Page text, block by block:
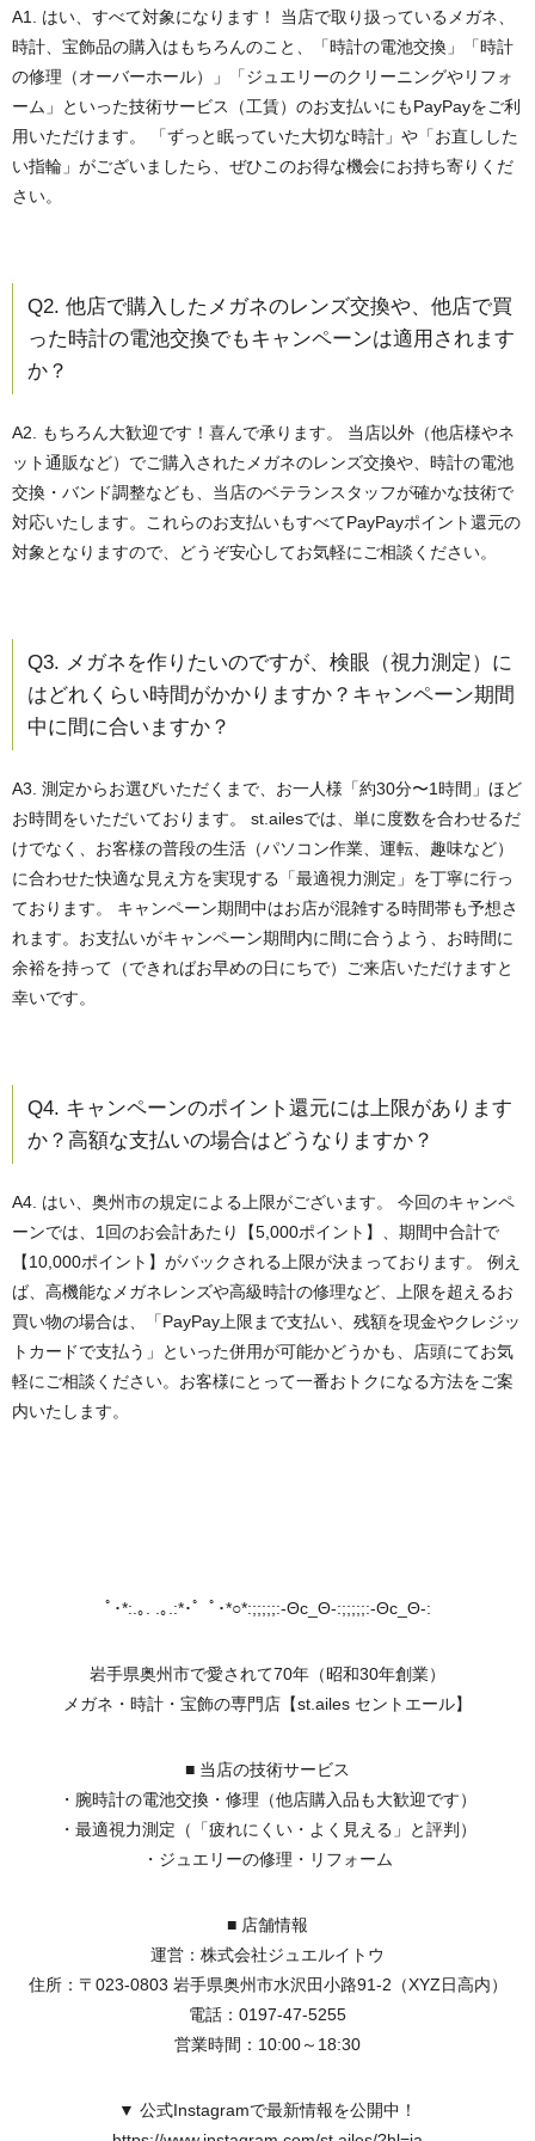
A1. はい、すべて対象になります！
当店で取り扱っているメガネ、
時計、宝飾品の購入はもちろんのこと、「時計の電池交換」「時計
の修理（オーバーホール）」「ジュエリーのクリーニングやリフォ
ーム」といった技術サービス（工賃）のお支払いにもPayPayをご利
用いただけます。 「ずっと眠っていた大切な時計」や「お直しした
い指輪」がございましたら、ぜひこのお得な機会にお持ち寄りくだ
さい。
Q2. 他店で購入したメガネのレンズ交換や、他店で買
った時計の電池交換でもキャンペーンは適用されます
か？
A2. もちろん大歓迎です！喜んで承ります。
当店以外（他店様やネ
ット通販など）でご購入されたメガネのレンズ交換や、時計の電池
交換・バンド調整なども、当店のベテランスタッフが確かな技術で
対応いたします。これらのお支払いもすべてPayPayポイント還元の
対象となりますので、どうぞ安心してお気軽にご相談ください。
Q3. メガネを作りたいのですが、検眼（視力測定）に
はどれくらい時間がかかりますか？キャンペーン期間
中に間に合いますか？
A3. 測定からお選びいただくまで、お一人様「約30分〜1時間」ほど
お時間をいただいております。
st.ailesでは、単に度数を合わせるだ
けでなく、お客様の普段の生活（パソコン作業、運転、趣味など）
に合わせた快適な見え方を実現する「最適視力測定」を丁寧に行っ
ております。 キャンペーン期間中はお店が混雑する時間帯も予想さ
れます。お支払いがキャンペーン期間内に間に合うよう、お時間に
余裕を持って（できればお早めの日にちで）ご来店いただけますと
幸いです。
Q4. キャンペーンのポイント還元には上限があります
か？高額な支払いの場合はどうなりますか？
A4. はい、奥州市の規定による上限がございます。
今回のキャンペ
ーンでは、1回のお会計あたり【5,000ポイント】、期間中合計で
【10,000ポイント】がバックされる上限が決まっております。 例え
ば、高機能なメガネレンズや高級時計の修理など、上限を超えるお
買い物の場合は、「PayPay上限まで支払い、残額を現金やクレジッ
トカードで支払う」といった併用が可能かどうかも、店頭にてお気
軽にご相談ください。お客様にとって一番おトクになる方法をご案
内いたします。
ﾟ･*:.｡. .｡.:*･゜ﾟ･*○*:;;;;;:-Θc_Θ-:;;;;;:-Θc_Θ-:
岩手県奥州市で愛されて70年（昭和30年創業）
メガネ・時計・宝飾の専門店【st.ailes セントエール】
■ 当店の技術サービス
・腕時計の電池交換・修理（他店購入品も大歓迎です）
・最適視力測定（「疲れにくい・よく見える」と評判）
・ジュエリーの修理・リフォーム
■ 店舗情報
運営：株式会社ジュエルイトウ
住所：〒023-0803 岩手県奥州市水沢田小路91-2（XYZ日高内）
電話：0197-47-5255
営業時間：10:00～18:30
▼ 公式Instagramで最新情報を公開中！